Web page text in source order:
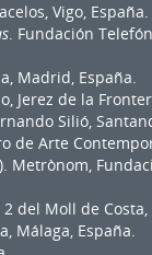
Vigo, España.
. Fundación
Madrid, España.
Jerez de la
Silió,
de Arte
Metrònom,
del Moll de
Málaga, España.